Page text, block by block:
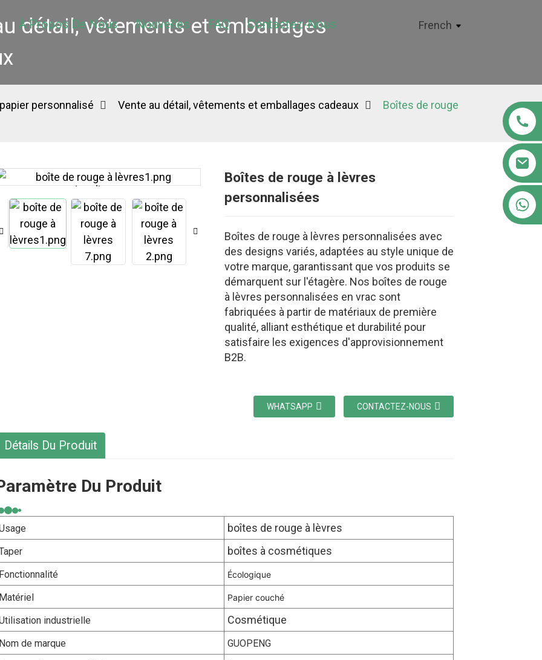
À Propos De Nous Nouvelles FAQ Contactez-Nous French
détail, vêtements et emballages
personnalisé Vente au détail, vêtements et emballages cadeaux
Boîtes de rouge
Loading...
Loading... Loading...
Loading...
Boîtes de rouge à lèvres
personnalisées
Boîtes de rouge à lèvres personnalisées avec
des designs variés, adaptées au style unique de
votre marque, garantissant que vos produits se
démarquent sur l'étagère. Nos boîtes de rouge
à lèvres personnalisées en vrac sont
fabriquées à partir de matériaux de première
qualité, alliant esthétique et durabilité pour
satisfaire les exigences d'approvisionnement
B2B.
WHATSAPP CONTACTEZ-NOUS
Détails Du Produit
Du Produit
boîtes de rouge à lèvres
boîtes à cosmétiques
Fonctionnalité Écologique
Matériel Papier couché
industrielle Cosmétique
Nom de marque
GUOPENG